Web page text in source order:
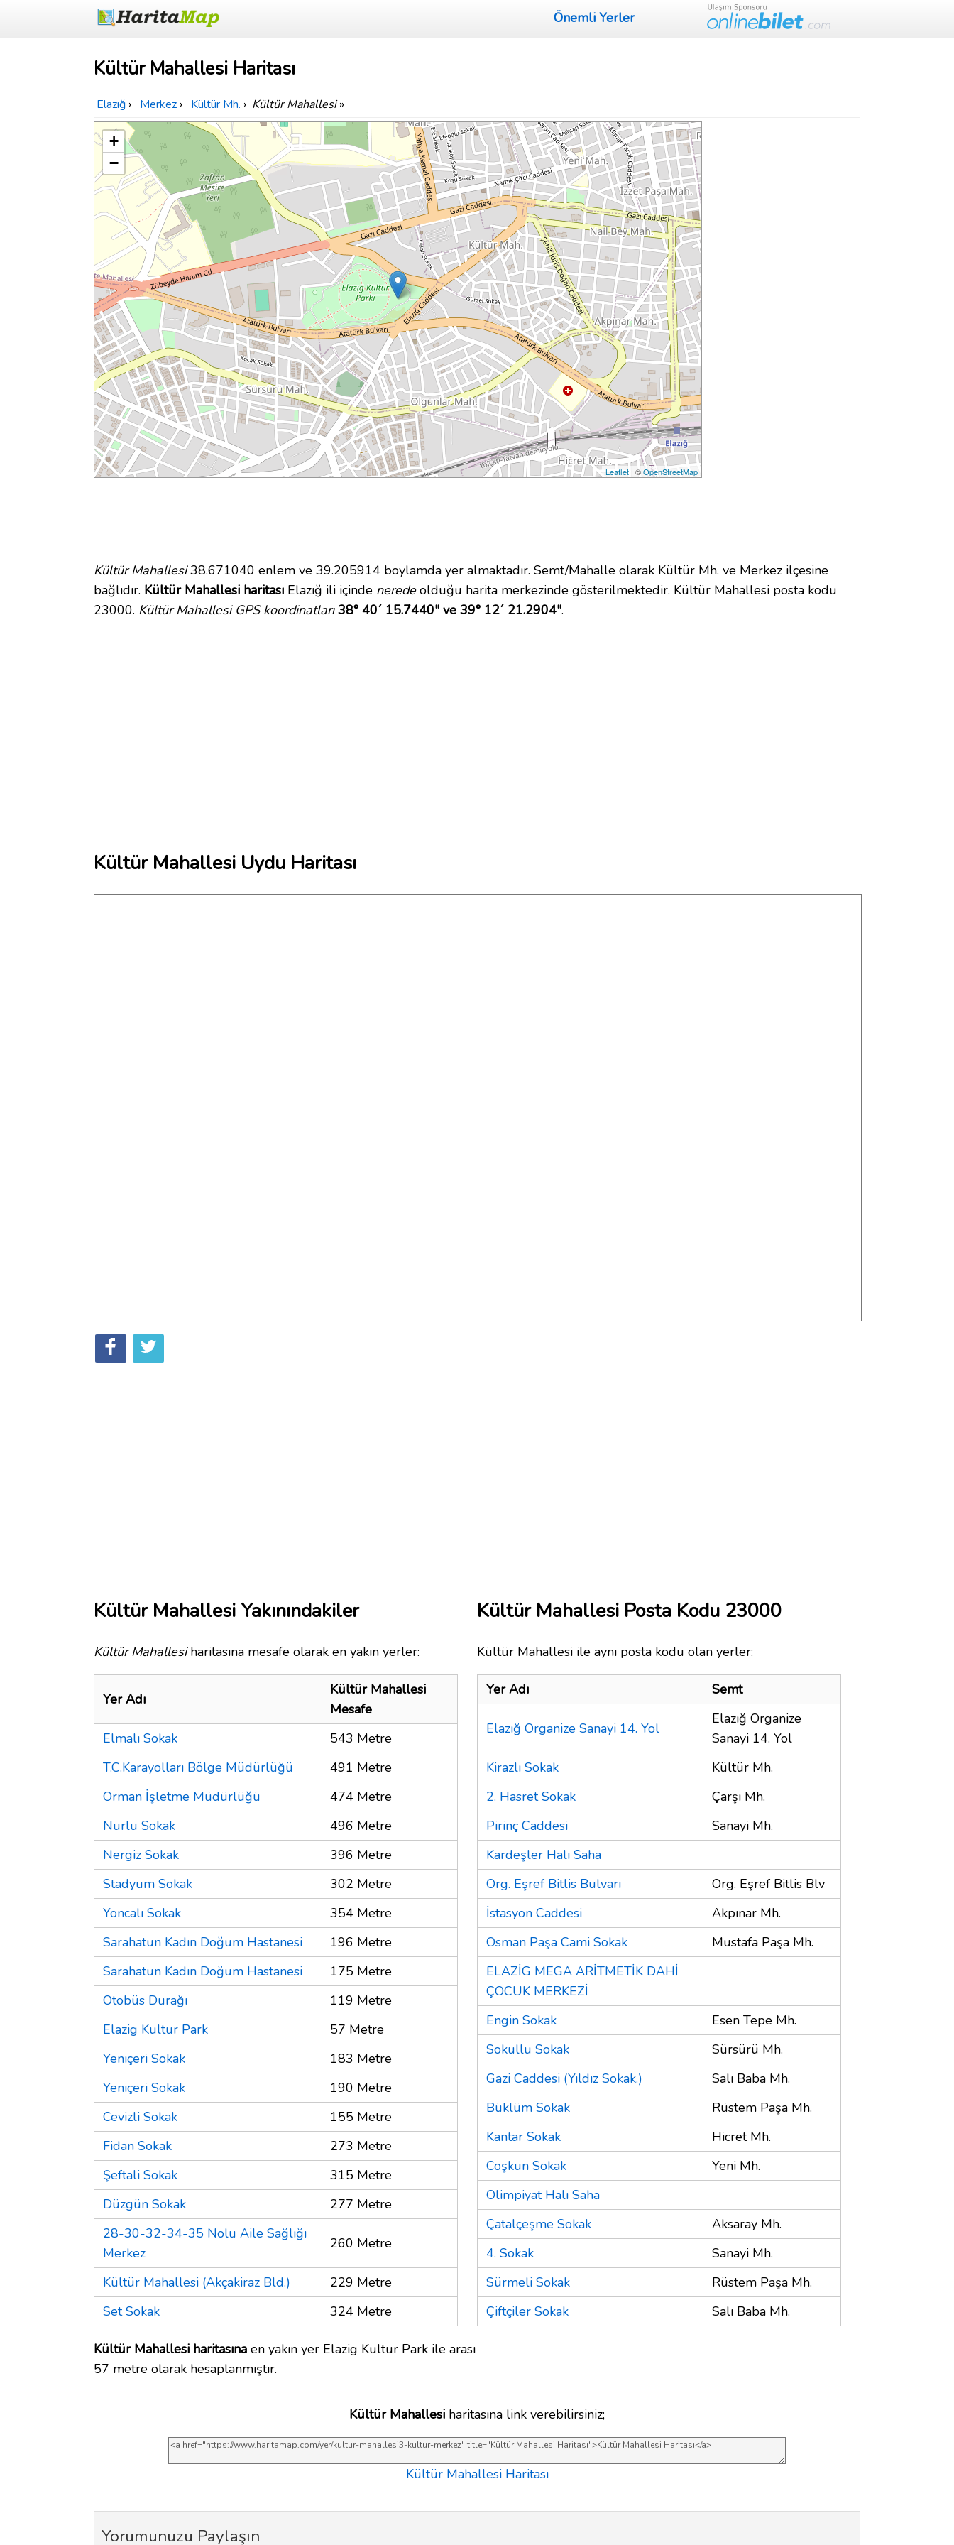
Önemli Yerler
Kültür Mahallesi Haritası
Elazığ › Merkez › Kültür Mh. › Kültür Mahallesi»
+
−
Leaflet | ©OpenStreetMap
Kültür Mahallesi38.671040 enlem ve 39.205914 boylamda yer almaktadır. Semt/Mahalle olarak Kültür Mh. ve Merkez ilçesine
bağlıdır. Kültür Mahallesi haritası Elazığ ili içinde neredeolduğu harita merkezinde gösterilmektedir. Kültür Mahallesi posta kodu
23000. Kültür Mahallesi GPS koordinatları 38° 40´ 15.7440" ve 39° 12´ 21.2904".
Kültür Mahallesi Uydu Haritası
Kültür Mahallesi Yakınındakiler
Kültür Mahallesiharitasına mesafe olarak en yakın yerler:
Yer Adı
Kültür Mahallesi
Mesafe
Elmalı Sokak
543 Metre
T.C.Karayolları Bölge Müdürlüğü
491 Metre
Orman İşletme Müdürlüğü
474 Metre
Nurlu Sokak
496 Metre
Nergiz Sokak
396 Metre
Stadyum Sokak
302 Metre
Yoncalı Sokak
354 Metre
Sarahatun Kadın Doğum Hastanesi
196 Metre
Sarahatun Kadın Doğum Hastanesi
175 Metre
Otobüs Durağı
119 Metre
Elazig Kultur Park
57 Metre
Yeniçeri Sokak
183 Metre
Yeniçeri Sokak
190 Metre
Cevizli Sokak
155 Metre
Fidan Sokak
273 Metre
Şeftali Sokak
315 Metre
Düzgün Sokak
277 Metre
28-30-32-34-35 Nolu Aile Sağlığı
Merkez
260 Metre
Kültür Mahallesi (Akçakiraz Bld.)
229 Metre
Set Sokak
324 Metre
Kültür Mahallesi haritasına en yakın yer Elazig Kultur Park ile arası
57 metre olarak hesaplanmıştır.
Kültür Mahallesi Posta Kodu 23000
Kültür Mahallesi ile aynı posta kodu olan yerler:
Yer Adı Semt
Elazığ Organize Sanayi 14. Yol
Elazığ Organize
Sanayi 14. Yol
Kirazlı Sokak
Kültür Mh.
2. Hasret Sokak
Çarşı Mh.
Pirinç Caddesi
Sanayi Mh.
Kardeşler Halı Saha
Org. Eşref Bitlis Bulvarı
Org. Eşref Bitlis Blv
İstasyon Caddesi
Akpınar Mh.
Osman Paşa Cami Sokak
Mustafa Paşa Mh.
ELAZİG MEGA ARİTMETİK DAHİ
ÇOCUK MERKEZİ
Engin Sokak
Esen Tepe Mh.
Sokullu Sokak
Sürsürü Mh.
Gazi Caddesi (Yıldız Sokak.)
Salı Baba Mh.
Büklüm Sokak
Rüstem Paşa Mh.
Kantar Sokak
Hicret Mh.
Coşkun Sokak
Yeni Mh.
Olimpiyat Halı Saha
Çatalçeşme Sokak
Aksaray Mh.
4. Sokak
Sanayi Mh.
Sürmeli Sokak
Rüstem Paşa Mh.
Çiftçiler Sokak
Salı Baba Mh.
Kültür Mahallesi haritasına link verebilirsiniz;
Kültür Mahallesi Haritası
Yorumunuzu Paylaşın